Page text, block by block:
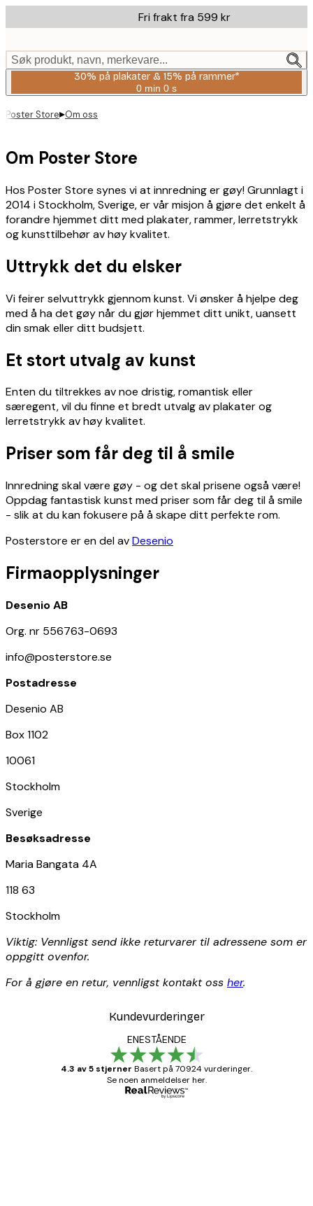
to
content.
Fri frakt fra 599 kr
Søk produkt, navn, merkevare...
30% på plakater & 15% på rammer*
0 min 0 s
Gyldig
Poster Store▸Om oss
Om Poster Store
Hos Poster Store synes vi at innredning er gøy! Grunnlagt i
2014 i Stockholm, Sverige, er vår misjon å gjøre det enkelt å
forandre hjemmet ditt med plakater, rammer, lerretstrykk
og kunsttilbehør av høy kvalitet.
Uttrykk det du elsker
Vi feirer selvuttrykk gjennom kunst. Vi ønsker å hjelpe deg
med å ha det gøy når du gjør hjemmet ditt unikt, uansett
din smak eller ditt budsjett.
Et stort utvalg av kunst
Enten du tiltrekkes av noe dristig, romantisk eller
særegent, vil du finne et bredt utvalg av plakater og
lerretstrykk av høy kvalitet.
Priser som får deg til å smile
Innredning skal være gøy - og det skal prisene også være!
Oppdag fantastisk kunst med priser som får deg til å smile
- slik at du kan fokusere på å skape ditt perfekte rom.
Posterstore er en del avDesenio
Firmaopplysninger
Desenio AB
Org. nr 556763-0693
info@posterstore.se
Postadresse
Desenio AB
Box 1102
10061
Stockholm
Sverige
Besøksadresse
Maria Bangata 4A
118 63
Stockholm
Viktig: Vennligst send ikke returvarer til adressene som er
oppgitt ovenfor.
For å gjøre en retur, vennligst kontakt oss her.
Kundevurderinger
ENESTÅENDE
4.3 av 5 stjerner Basert på 70924 vurderinger.
Se noen anmeldelser her.